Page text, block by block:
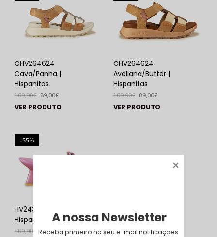
CHV264624
Cava/Panna |
Hispanitas
109,90€ 89,00€
VER PRODUTO
CHV264624
Avellana/Butter |
Hispanitas
109,90€ 89,00€
VER PRODUTO
%
55
HV243290 Violet |
Hispanitas
109,90€ 49,00€
A nossa Newsletter
Receba primeiro no seu e-mail notificações